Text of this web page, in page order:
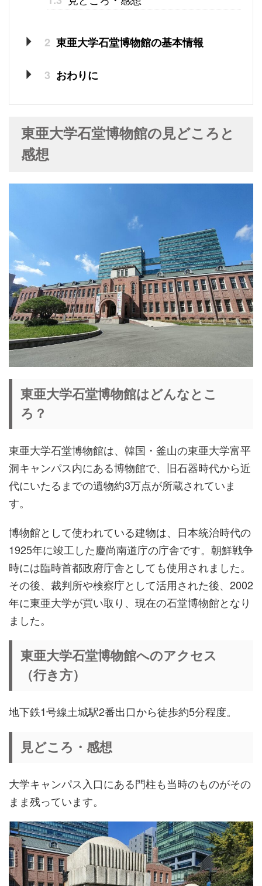
2 東亜大学石堂博物館の基本情報
3 おわりに
東亜大学石堂博物館の見どころと
感想
東亜大学石堂博物館はどんなとこ
ろ？
東亜大学石堂博物館は、韓国・釜山の東亜大学富平
洞キャンパス内にある博物館で、旧石器時代から近
代にいたるまでの遺物約3万点が所蔵されていま
す。
博物館として使われている建物は、日本統治時代の
1925年に竣工した慶尚南道庁の庁舎です。朝鮮戦争
時には臨時首都政府庁舎としても使用されました。
その後、裁判所や検察庁として活用された後、2002
年に東亜大学が買い取り、現在の石堂博物館となり
ました。
東亜大学石堂博物館へのアクセス
（行き方）
地下鉄1号線土城駅2番出口から徒歩約5分程度。
見どころ・感想
大学キャンパス入口にある門柱も当時のものがその
まま残っています。